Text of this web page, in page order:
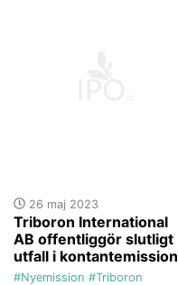
26 maj 2023
Triboron International
AB offentliggör slutligt
utfall i kontantemission
#Nyemission #Triboron